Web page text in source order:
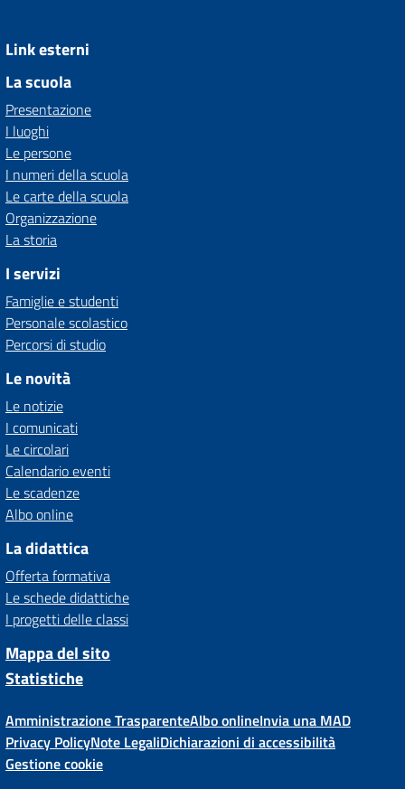
Link esterni
La scuola
Presentazione
I luoghi
Le persone
I numeri della scuola
Le carte della scuola
Organizzazione
La storia
I servizi
Famiglie e studenti
Personale scolastico
Percorsi di studio
Le novità
Le notizie
I comunicati
Le circolari
Calendario eventi
Le scadenze
Albo online
La didattica
Offerta formativa
Le schede didattiche
I progetti delle classi
Mappa del sito
Statistiche
Amministrazione TrasparenteAlbo onlineInvia una MAD
Privacy PolicyNote LegaliDichiarazioni di accessibilità
Gestione cookie